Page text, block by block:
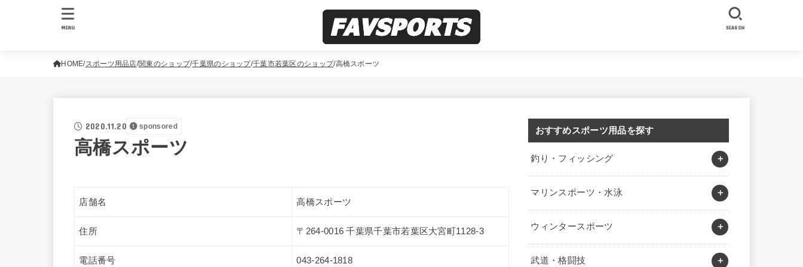
SEARCH
MENU
HOME スポーツ用品店 関東のショップ 千葉県のショップ 千葉市若葉区のショップ 高橋スポーツ
2020.11.20 sponsored
高橋スポーツ
店舗名 高橋スポーツ
住所 〒264-0016 千葉県千葉市若葉区大宮町1128-3
電話番号 043-264-1818
おすすめスポーツ用品を探す
釣り・フィッシング
マリンスポーツ・水泳
ウィンタースポーツ
武道・格闘技